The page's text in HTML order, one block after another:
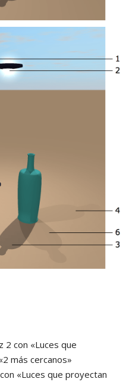
2 con «Luces que
más cercanos»
«Luces que proyectan